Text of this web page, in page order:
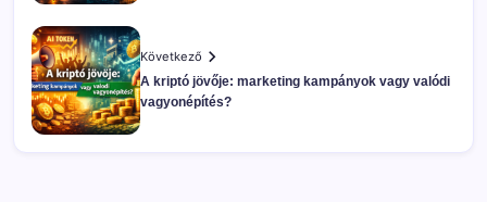
Következő
A kriptó jövője: marketing kampányok vagy valódi
vagyonépítés?